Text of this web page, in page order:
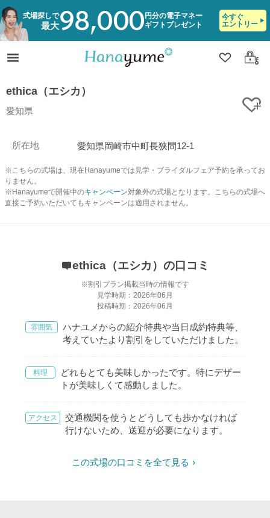
式場探しで
最大98,000 円分の電子マネー
ギフトプレゼント
今すぐ
エントリー
クリップ
ログ
ethica（エシカ）
愛知県
所在地 愛知県岡崎市中町長狭間12-1
※こちらの式場は、現在Hanayumeでは見学・ブライダルフェア予約を承ってお
りません。
※Hanayumeで開催中のキャンペーン対象外の式場となります。こちらの式場へ
直接ご予約いただいてもキャンペーンは適用されません。
ethica（エシカ）の口コミ
※割引プラン掲載当時の情報です
見学時期：2026年06月
投稿時期：2026年06月
雰囲気
ハナユメからの紹介特典や当日成約特典等、
考えていたより割引をしていただけました。
料理
どれもとても美味しかったです。特にデザー
トが美味しくて感動しました。
アクセス
交通機関を使うとどうしても歩かなければ
行けないため、送迎が必要になります。
この式場の口コミを全て見る